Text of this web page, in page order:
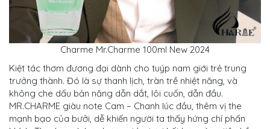
Charme Mr.Charme 100ml New 2024
Kiệt tác thơm đương đại dành cho tuýp nam giới trẻ trung
trưởng thành. Đó là sự thanh lịch, tràn trề nhiệt năng, và
không che dấu bản năng dẫn dắt, lôi cuốn, dẫn đầu.
MR.CHARME giàu note Cam – Chanh lúc đầu, thêm vị the
mạnh bạo của bưởi, dễ khiến người ta thấy hứng chí phấn